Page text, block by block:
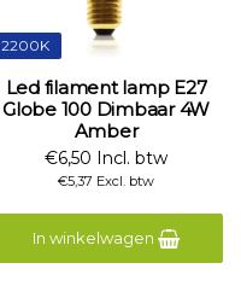
2200K
Led filament lamp E27
Globe 100 Dimbaar 4W
Amber
€6,50 Incl. btw
€5,37 Excl. btw
In winkelwagen